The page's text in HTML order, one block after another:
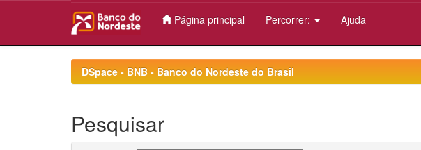
Página principal Percorrer: Ajuda
DSpace - BNB - Banco do Nordeste do Brasil
Pesquisar